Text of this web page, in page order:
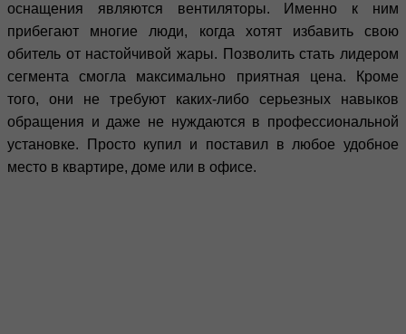
оснащения являются вентиляторы. Именно к ним
прибегают многие люди, когда хотят избавить свою
обитель от настойчивой жары. Позволить стать лидером
сегмента смогла максимально приятная цена. Кроме
того, они не требуют каких-либо серьезных навыков
обращения и даже не нуждаются в профессиональной
установке. Просто купил и поставил в любое удобное
место в квартире, доме или в офисе.